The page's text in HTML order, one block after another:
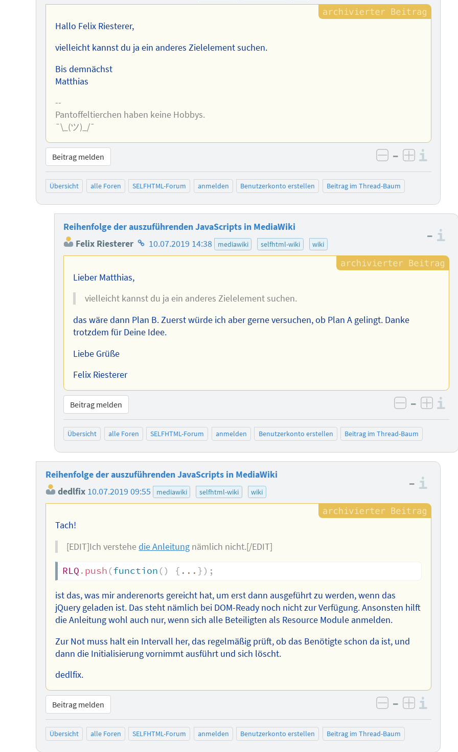
des
Hallo Felix Riesterer,
vielleicht kannst du ja ein anderes Zielelement suchen.
Bis demnächst
Matthias
--
Pantoffeltierchen haben keine Hobbys.
¯\_(ツ)_/¯
Beitrag melden negativ
– positiv
Übersicht alle Foren SELFHTML-Forum anmelden Benutzerkonto erstellen Beitrag im Thread-Baum
Reihenfolge der auszuführenden JavaScripts in MediaWiki
Felix Riesterer Homepage
des
10.07.2019 14:38 mediawiki selfhtml-wiki wiki
–
Lieber Matthias,
vielleicht kannst du ja ein anderes Zielelement suchen.
das wäre dann Plan B. Zuerst würde ich aber gerne versuchen, ob Plan A gelingt. Danke
trotzdem für Deine Idee.
Liebe Grüße
Felix Riesterer
Beitrag melden negativ
–
Übersicht alle Foren SELFHTML-Forum anmelden Benutzerkonto erstellen Beitrag im Thread-Baum
Reihenfolge der auszuführenden JavaScripts in MediaWiki
dedlfix 10.07.2019 09:55 mediawiki selfhtml-wiki wiki
–
Tach!
[EDIT]Ich verstehedie Anleitung nämlich nicht.[/EDIT]
RLQ . push (function () { ... }) ;
ist das, was mir anderenorts gereicht hat, um erst dann ausgeführt zu werden, wenn das
jQuery geladen ist. Das steht nämlich bei DOM-Ready noch nicht zur Verfügung. Ansonsten hilft
die Anleitung wohl auch nur, wenn sich alle Beteiligten als Resource Module anmelden.
Zur Not muss halt ein Intervall her, das regelmäßig prüft, ob das Benötigte schon da ist, und
dann die Initialisierung vornimmt ausführt und sich löscht.
dedlfix.
Beitrag melden negativ
– positiv
Übersicht alle Foren SELFHTML-Forum anmelden Benutzerkonto erstellen Beitrag im Thread-Baum